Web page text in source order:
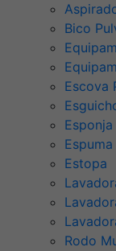
Bico
Escova
Estopa
Rodo